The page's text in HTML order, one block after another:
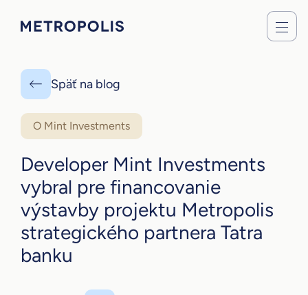
O Mint Investments
Developer Mint Investments
vybral pre financovanie
výstavby projektu Metropolis
strategického partnera Tatra
banku
Späť na blog